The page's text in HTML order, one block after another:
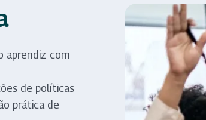
aprendiz com
de políticas
prática de